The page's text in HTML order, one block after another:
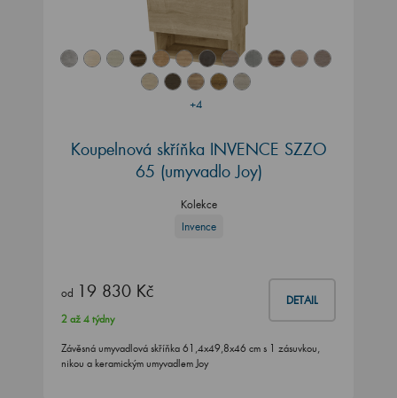
+4
Koupelnová skříňka INVENCE SZZO
65 (umyvadlo Joy)
Kolekce
Invence
od 19 830 Kč DETAIL
2 až 4 týdny
Závěsná umyvadlová skříňka 61,4x49,8x46 cm s 1 zásuvkou,
nikou a keramickým umyvadlem Joy